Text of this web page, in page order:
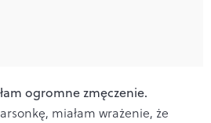
ogromne zmęczenie.
miałam wrażenie, że